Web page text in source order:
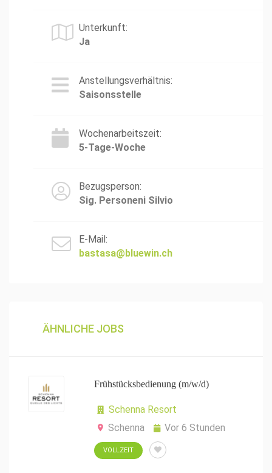
Unterkunft:
Ja
Anstellungsverhältnis:
Saisonsstelle
Wochenarbeitszeit:
5-Tage-Woche
Bezugsperson:
Sig. Personeni Silvio
E-Mail:
bastasa@bluewin.ch
ÄHNLICHE JOBS
Frühstücksbedienung (m/w/d)
Schenna Resort
Schenna
Vor 6 Stunden
VOLLZEIT